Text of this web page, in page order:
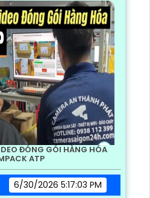
ĐÓNG GÓI HÀNG HÓA
ATP
6/30/2026 5:17:03 PM